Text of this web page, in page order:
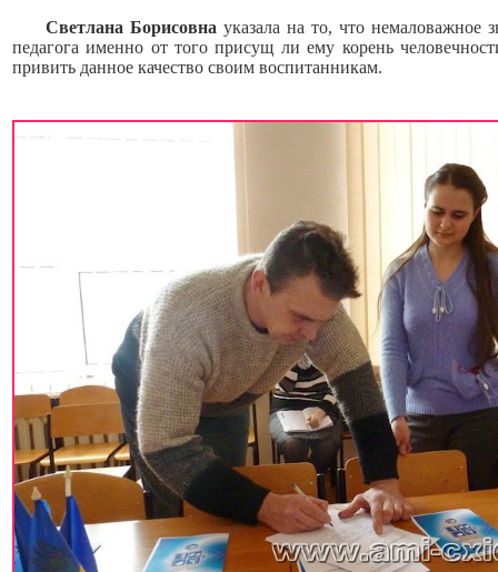
Светлана Борисовна указала на то, что немаловажное
педагога именно от того присущ ли ему корень
привить данное качество своим воспитанникам.